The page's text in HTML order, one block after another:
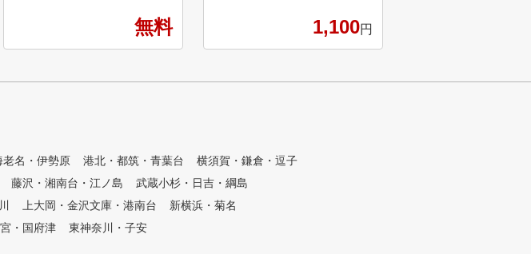
無料
たものは一生ものです。わたし
出来るようになります。 また
、ショットのデータとして飛距
離・ミート率・スピン量などが
表示されます。 ショットデー
1,100円
老名・伊勢原 港北・都筑・青葉台
横須賀・鎌倉・逗子
藤沢・湘南台・江ノ島
武蔵小杉・日吉・綱島
上大岡・金沢文庫・港南台
新横浜・菊名
・国府津
東神奈川・子安